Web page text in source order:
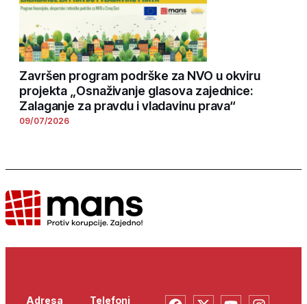
Završen program podrške za NVO u okviru
projekta „Osnaživanje glasova zajednice:
Zalaganje za pravdu i vladavinu prava“
09/07/2026
Adresa Telefoni